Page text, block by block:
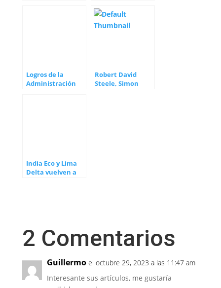
Logros de la
Administración
Robert David
Steele, Simon
India Eco y Lima
Delta vuelven a
2 Comentarios
Guillermo el octubre 29, 2023 a las 11:47 am
Interesante sus artículos, me gustaría